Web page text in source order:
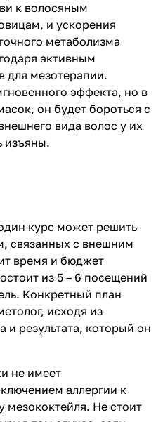
к волосяным
и ускорения
метаболизма
активным
для мезотерапии.
эффекта, но в
он будет бороться с
вида волос у их
изъяны.
курс может решить
связанных с внешним
время и бюджет
из 5 – 6 посещений
Конкретный план
исходя из
и результата, который он
не имеет
аллергии к
мезококтейля. Не стоит